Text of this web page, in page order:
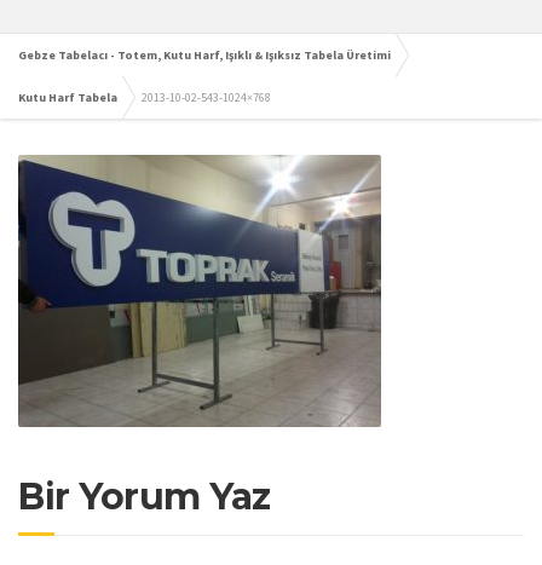
Gebze Tabelacı - Totem, Kutu Harf, Işıklı & Işıksız Tabela Üretimi
Kutu Harf Tabela 2013-10-02-543-1024×768
Bir Yorum Yaz